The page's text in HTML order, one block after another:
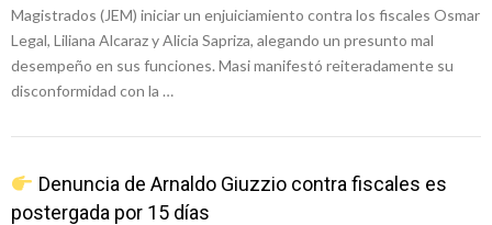
Magistrados (JEM) iniciar un enjuiciamiento contra los fiscales Osmar
Legal, Liliana Alcaraz y Alicia Sapriza, alegando un presunto mal
desempeño en sus funciones. Masi manifestó reiteradamente su
disconformidad con la …
Denuncia de Arnaldo Giuzzio contra fiscales es
postergada por 15 días